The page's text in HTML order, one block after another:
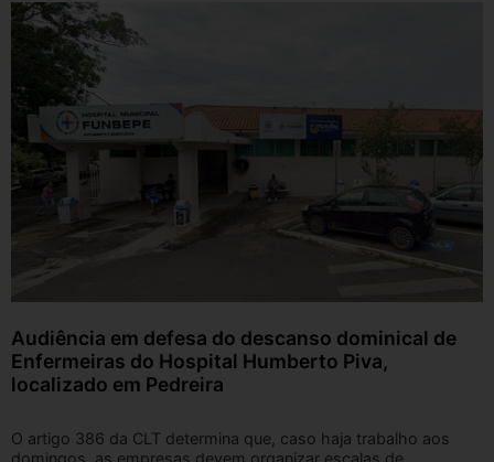
Audiência em defesa do descanso dominical de
Enfermeiras do Hospital Humberto Piva,
localizado em Pedreira
O artigo 386 da CLT determina que, caso haja trabalho aos